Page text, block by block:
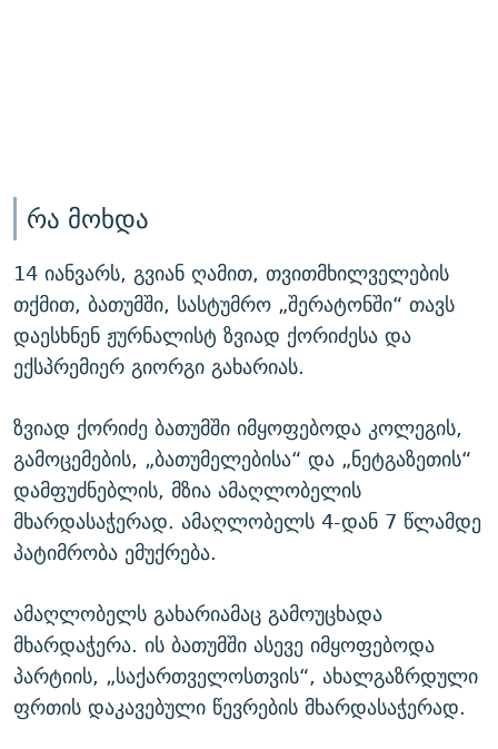
რა მოხდა
14 იანვარს, გვიან ღამით, თვითმხილველების
თქმით, ბათუმში, სასტუმრო „შერატონში“ თავს
დაესხნენ ჟურნალისტ ზვიად ქორიძესა და
ექსპრემიერ გიორგი გახარიას.
ზვიად ქორიძე ბათუმში იმყოფებოდა კოლეგის,
გამოცემების, „ბათუმელებისა“ და „ნეტგაზეთის“
დამფუძნებლის, მზია ამაღლობელის
მხარდასაჭერად. ამაღლობელს 4-დან 7 წლამდე
პატიმრობა ემუქრება.
ამაღლობელს გახარიამაც გამოუცხადა
მხარდაჭერა. ის ბათუმში ასევე იმყოფებოდა
პარტიის, „საქართველოსთვის“, ახალგაზრდული
ფრთის დაკავებული წევრების მხარდასაჭერად.